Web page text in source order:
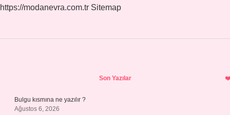
https://modanevra.com.tr Sitemap
Son Yazılar
Bulgu kısmına ne yazılır ?
Ağustos 6, 2026